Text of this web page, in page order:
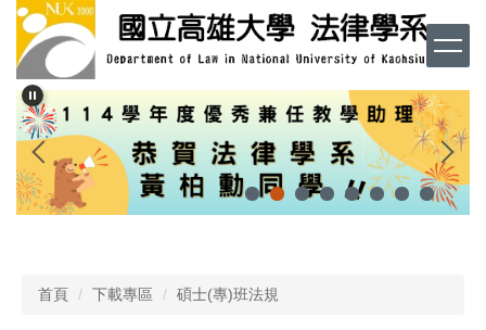
跳
主
要
內
容
首頁 下載專區 碩士(專)班法規